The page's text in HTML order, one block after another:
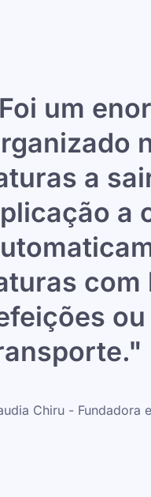
um
a
a
com
Chiru - Fundadora